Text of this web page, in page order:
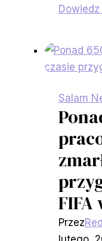
Salam
FIFA
Przez